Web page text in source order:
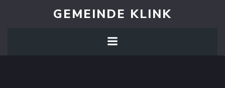
Inhalt
GEMEINDE KLINK